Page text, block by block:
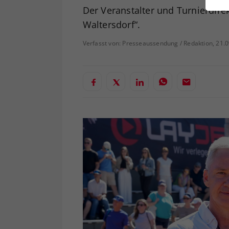
Der Veranstalter und
Waltersdorf“.
Verfasst von: Presseaussendung / Redaktion,